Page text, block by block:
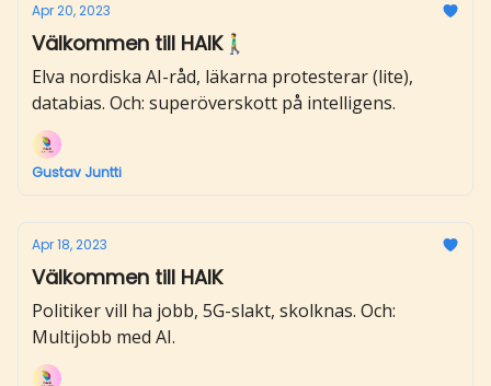
Apr 20, 2023
Välkommen till HAIK🚶‍♂️
Elva nordiska AI-råd, läkarna protesterar (lite),
databias. Och: superöverskott på intelligens.
Gustav Juntti
Apr 18, 2023
Välkommen till HAIK
Politiker vill ha jobb, 5G-slakt, skolknas. Och:
Multijobb med AI.